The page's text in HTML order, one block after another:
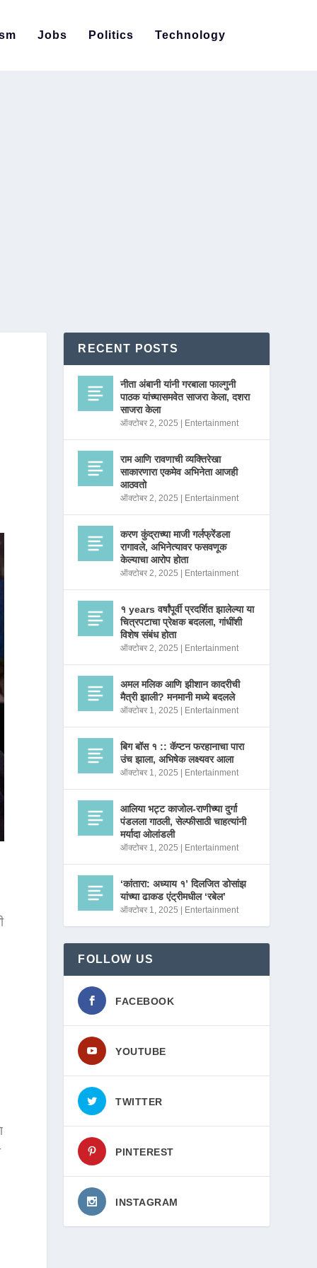
Jobs Politics Technology
RECENT POSTS
नीता अंबानी यांनी गरबाला फाल्गुनी
पाठक यांच्यासमवेत साजरा केला, दशरा
साजरा केला
ऑक्टोबर 2, 2025 Entertainment
राम आणि रावणाची व्यक्तिरेखा
साकारणारा एकमेव अभिनेता आजही
आठवतो
ऑक्टोबर 2, 2025 Entertainment
करण कुंद्राच्या माजी गर्लफ्रेंडला
रागावले, अभिनेत्यावर फसवणूक
केल्याचा आरोप होता
ऑक्टोबर 2, 2025 Entertainment
१ years वर्षांपूर्वी प्रदर्शित झालेल्या या
चित्रपटाचा प्रेक्षक बदलला, गांधींशी
विशेष संबंध होता
ऑक्टोबर 2, 2025 Entertainment
अमल मलिक आणि झीशान कादरीची
मैत्री झाली? मनमानी मध्ये बदलले
ऑक्टोबर 1, 2025 Entertainment
बिग बॉस १ :: कॅप्टन फरहानाचा पारा
उंच झाला, अभिषेक लक्ष्यवर आला
ऑक्टोबर 1, 2025 Entertainment
आलिया भट्ट काजोल-राणीच्या दुर्गा
पंडलला गाठली, सेल्फीसाठी चाहत्यांनी
मर्यादा ओलांडली
ऑक्टोबर 1, 2025 Entertainment
‘कांतारा: अध्याय १’ दिलजित डोसांझ
यांच्या ढाकड एंट्रीमधील ‘रबेल’
ऑक्टोबर 1, 2025 Entertainment
FOLLOW US
FACEBOOK
YOUTUBE
TWITTER
PINTEREST
INSTAGRAM